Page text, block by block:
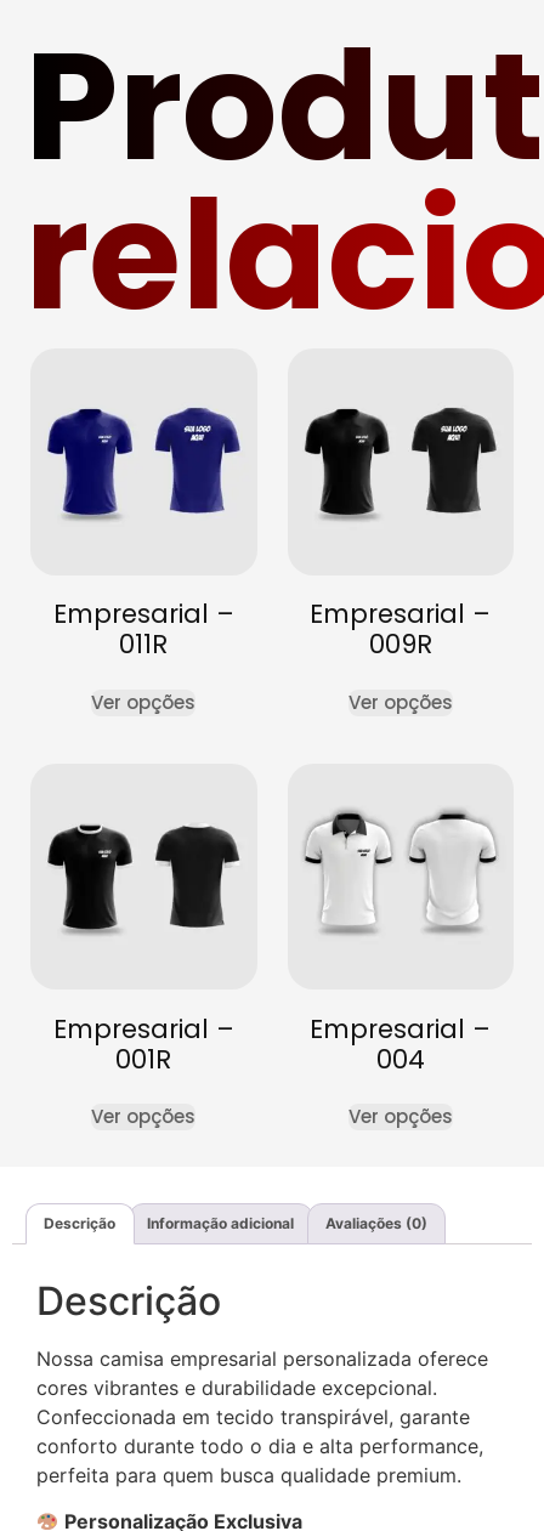
Empresarial –
011R
Ver opções
Empresarial –
009R
Ver opções
Empresarial –
001R
Ver opções
Empresarial –
004
Ver opções
Descrição Informação adicional Avaliações (0)
Descrição
Nossa camisa empresarial personalizada oferece
cores vibrantes e durabilidade excepcional.
Confeccionada em tecido transpirável, garante
conforto durante todo o dia e alta performance,
perfeita para quem busca qualidade premium.
Personalização Exclusiva